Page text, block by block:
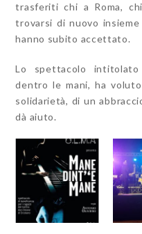
trasferiti chi a Roma,
trovarsi di nuovo
hanno subito accettato.
Lo spettacolo intitolato
dentro le mani, ha
solidarietà, di un
dà aiuto.